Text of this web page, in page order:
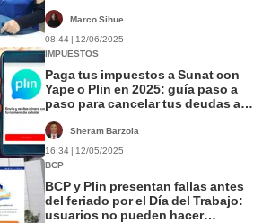
Marco Sihue
08:44 | 12/06/2025
IMPUESTOS
Paga tus impuestos a Sunat con
Yape o Plin en 2025: guía paso a
paso para cancelar tus deudas a
Sheram Barzola
16:34 | 12/05/2025
BCP
BCP y Plin presentan fallas antes
del feriado por el Día del Trabajo:
usuarios no pueden hacer